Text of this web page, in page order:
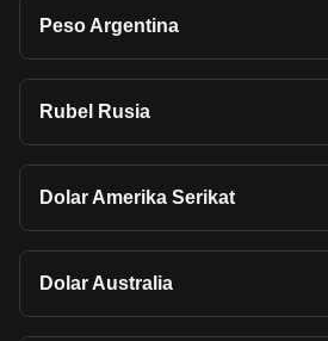
Peso Argentina
Rubel Rusia
Dolar Amerika Serikat
Dolar Australia